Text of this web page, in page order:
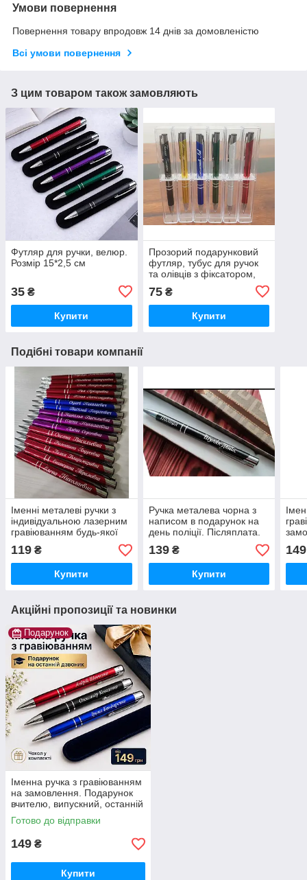
Умови повернення
Повернення товару впродовж 14 днів за домовленістю
Всі умови повернення
З цим товаром також замовляють
Футляр для ручки, велюр.
Розмір 15*2,5 см
35 ₴
Купити
Прозорий подарунковий
футляр, тубус для ручок
та олівців з фіксатором,
15,5*2,5*2,5 см
75₴
Купити
Подібні товари компанії
Іменні металеві ручки з
індивідуальною лазерним
гравіюванням будь-якої
складності. Оплата при
отримані. Гарантія якості.
119 ₴
Купити
Ручка металева чорна з
написом в подарунок на
день поліції. Післяплата.
Виготовлення 1-2 дні.
139₴
Купити
149
Акційні пропозиції та новинки
Подарунок
Іменна ручка з гравіюванням
на замовлення. Подарунок
вчителю, випускний, останній
дзвоник + чохол у подарунок.
Готово до відправки
149 ₴
Купити